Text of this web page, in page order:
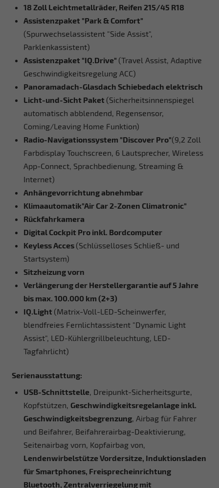
18 Zoll Leichtmetallräder, Reifen 215/45 R18
Assistenzpaket "Park & Comfort"
(Spurwechselassistent "Side Assist",
Parklenkassistent)
Assistenzpaket "IQ.Drive" (Travel Assist, Adaptive
Geschwindigkeitsregelung ACC)
Panoramadach-Glasdach Schiebedach elektrisch
Licht-und-Sicht Paket (Sicherheitsinnenspiegel
automatisch abblendend, Regensensor,
Coming/Leaving Home Funktion)
Radio-Navigationssystem "Discover Pro"(9,2 Zoll
Farbdisplay Touchscreen, 6 Lautsprecher, Wireless
App-Connect, Sprachbedienung, Streaming &
Internet)
Anhängevorrichtung abnehmbar
Klimaautomatik"Air Car 2-Zonen Climatronic"
Rückfahrkamera
Digital Cockpit Pro inkl. Bordcomputer
Keyless Acces (Schlüsselloses Schließ- und
Startsystem)
Sitzheizung vorn
Verlängerung der Herstellergarantie auf 5 Jahre
bis max. 100.000 km (2+3)
IQ.Light (Matrix-Voll-LED-Scheinwerfer,
blendfreies Fernlichtassistent "Dynamic Light
Assist", LED-Kühlergrillbeleuchtung, LED-
Tagfahrlicht)
Serienausstattung:
USB-Schnittstelle , Dreipunkt-Sicherheitsgurte,
Kopfstützen, Geschwindigkeitsregelanlage inkl.
Geschwindigkeitsbegrenzung , Airbag für Fahrer
und Beifahrer, Beifahrerairbag-Deaktivierung,
Seitenairbag vorn, Kopfairbag von,
Lendenwirbelstütze Vordersitze, Induktionsladen
für Smartphones, Freisprecheinrichtung
Bluetooth, Zentralverriegelung mit